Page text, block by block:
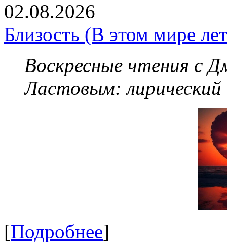
02.08.2026
Близость (В этом мире
Воскресные чтения с
Ластовым:
[Подробнее]